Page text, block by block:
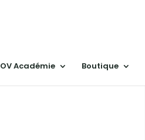
OV Académie Boutique